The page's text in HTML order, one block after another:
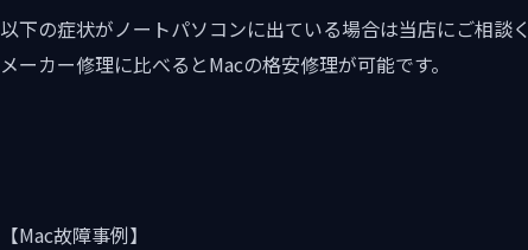
以下の症状がノートパソコンに出ている場合は当店にご相談く
メーカー修理に比べるとMacの格安修理が可能です。
【Mac故障事例】